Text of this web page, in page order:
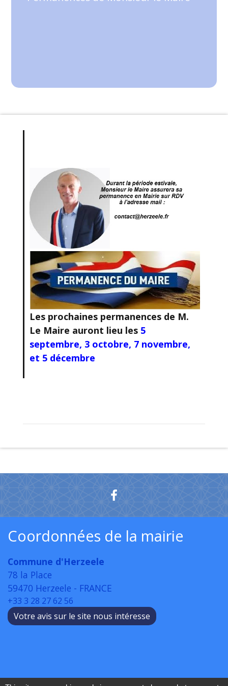
Les prochaines permanences de M.
Le Maire auront lieu les 5
septembre, 3 octobre, 7 novembre,
et 5 décembre
Coordonnées de la mairie
Commune d'Herzeele
78 la Place
59470 Herzeele - FRANCE
+33 3 28 27 62 56
Votre avis sur le site nous intéresse